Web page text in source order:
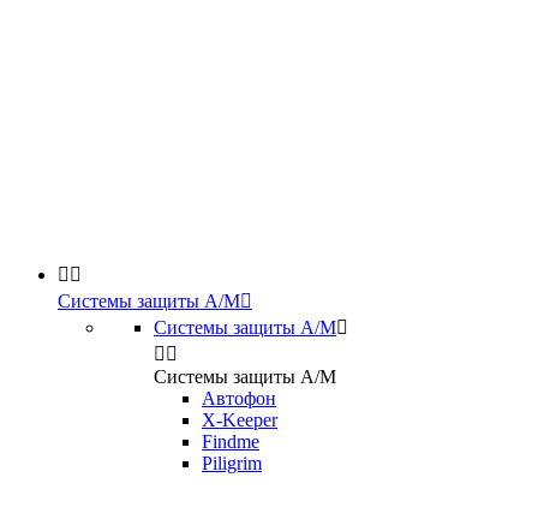
 
Системы защиты А/М
Системы защиты А/М
 
Системы защиты А/М
Автофон
X-Keeper
Findme
Piligrim